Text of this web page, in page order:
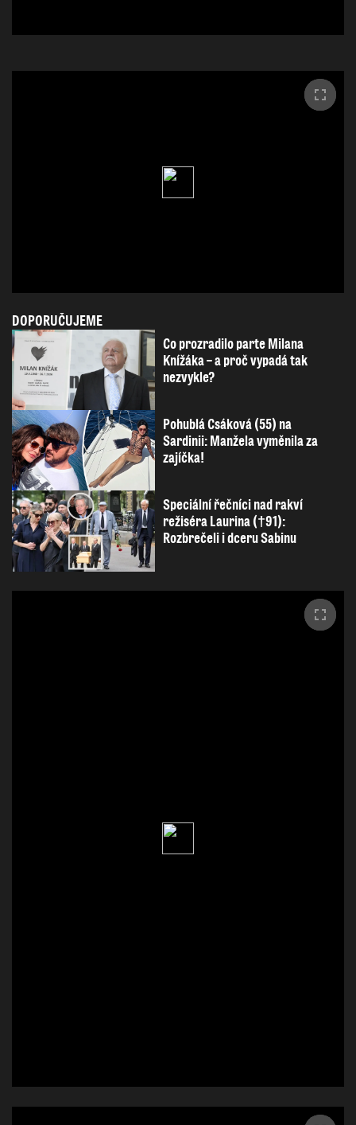
DOPORUČUJEME
Co prozradilo parte Milana
Knížáka – a proč vypadá tak
nezvykle?
Pohublá Csáková (55) na
Sardinii: Manžela vyměnila za
zajíčka!
Speciální řečníci nad rakví
režiséra Laurina (†91):
Rozbrečeli i dceru Sabinu